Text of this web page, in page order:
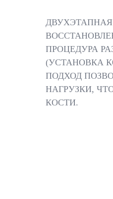
ПРОЦЕДУРА
(УСТАНОВКА
ПОДХОД
НАГРУЗКИ,
КОСТИ.